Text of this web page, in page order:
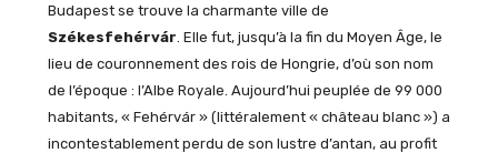
Budapest se trouve la charmante ville de
Székesfehérvár . Elle fut, jusqu’à la fin du Moyen Âge, le
lieu de couronnement des rois de Hongrie, d’où son nom
de l’époque : l’Albe Royale. Aujourd’hui peuplée de 99 000
habitants, « Fehérvár » (littéralement « château blanc ») a
incontestablement perdu de son lustre d’antan, au profit